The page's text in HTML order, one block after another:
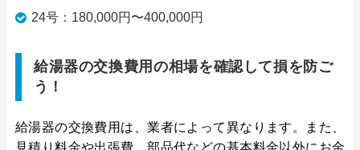
24号：180,000円〜400,000円
給湯器の交換費用の相場を確認して損を防ご
う！
給湯器の交換費用は、業者によって異なります。また、
見積り料金や出張費、部品代などの基本料金以外にお金